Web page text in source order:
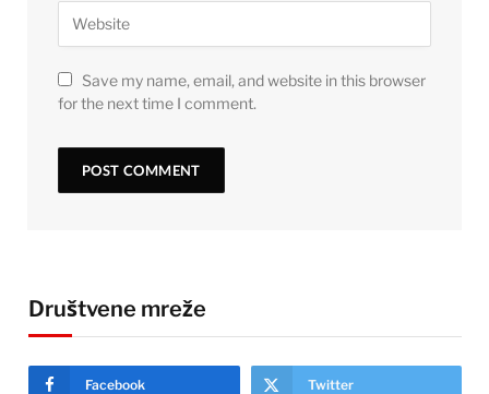
Save my name, email, and website in this browser
for the next time I comment.
Društvene mreže
Facebook Twitter